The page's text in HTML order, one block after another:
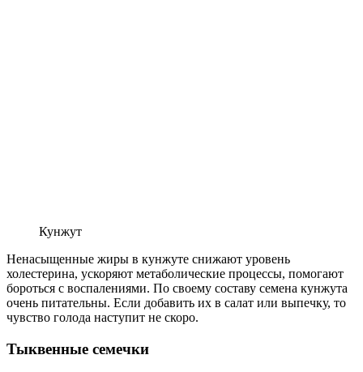
Кунжут
Ненасыщенные жиры в кунжуте снижают уровень
холестерина, ускоряют метаболические процессы, помогают
бороться с воспалениями. По своему составу семена кунжута
очень питательны. Если добавить их в салат или выпечку, то
чувство голода наступит не скоро.
Тыквенные семечки